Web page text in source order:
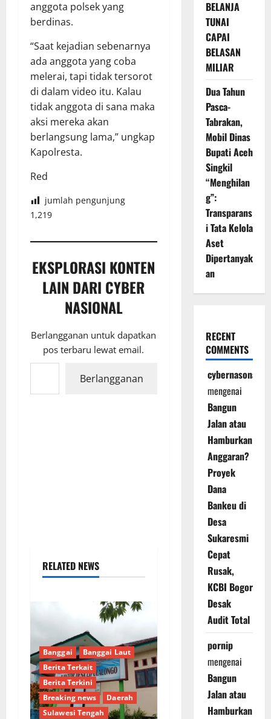
anggota polsek yang
berdinas.
“Saat kejadian sebenarnya
ada anggota yang coba
melerai, tapi tidak tersorot
di dalam video itu. Kalau
tidak anggota di sana maka
aksi mereka akan
berlangsung lama,” ungkap
Kapolresta.
Red
jumlah pengunjung
1,219
EKSPLORASI KONTEN
LAIN DARI CYBER
NASIONAL
Berlangganan untuk dapatkan
pos terbaru lewat email.
Ketikkan email Anda...
Berlangganan
RELATED NEWS
Banggai
Banggai Laut
Berita Terkait
Berita Terkini
Breaking news
Daerah
Sulawesi Tengah
BELANJA
TUNAI
CAPAI
BELASAN
MILIAR
Dua Tahun
Pasca-
Tabrakan,
Mobil Dinas
Bupati Aceh
Singkil
“Menghilan
g”:
Transparans
i Tata Kelola
Aset
Dipertanyak
an
RECENT
COMMENTS
cybernasonal
mengenai
Bangun
Jalan atau
Hamburkan
Anggaran?
Proyek
Dana
Bankeu di
Desa
Sukaresmi
Cepat
Rusak,
KCBI Bogor
Desak
Audit Total
pornip
mengenai
Bangun
Jalan atau
Hamburkan